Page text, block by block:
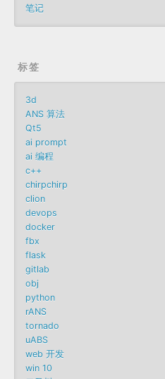
笔记
标签
3d
ANS 算法
Qt5
ai prompt
ai 编程
c++
chirpchirp
clion
devops
docker
fbx
flask
gitlab
obj
python
rANS
tornado
uABS
web 开发
win 10